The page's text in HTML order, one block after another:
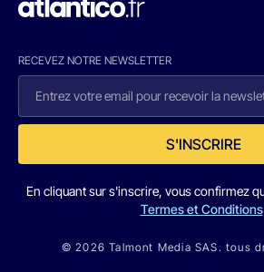
RECEVEZ NOTRE NEWSLETTER
S'INSCRIRE
En cliquant sur s'inscrire, vous confirmez
Termes et Conditions
© 2026 Talmont Media SAS. tous